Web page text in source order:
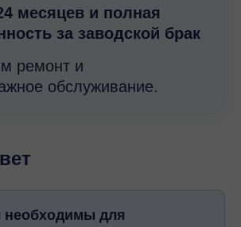
месяцев и полная
за заводской брак
ремонт и
обслуживание.
необходимы для